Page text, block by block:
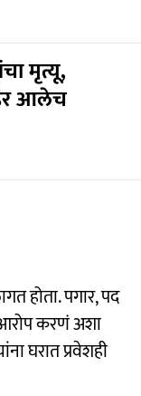
मृत्यू,
आलेच
होता. पगार, पद
करणं अशा
घरात प्रवेशही